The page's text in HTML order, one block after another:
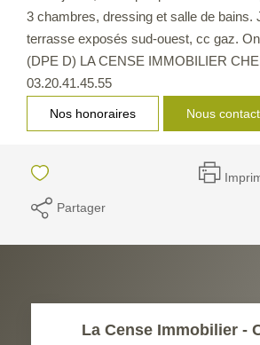
3 chambres, dressing et salle de bains.
terrasse exposés sud-ouest, cc gaz.
(DPE D) LA CENSE IMMOBILIER
03.20.41.45.55
Nos honoraires Nous
Partager
La Cense Immobilier -